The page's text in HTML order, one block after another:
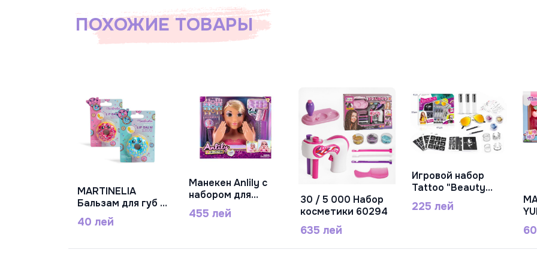
ПОХОЖИЕ ТОВАРЫ
В Корзину
MARTINELIA
Бальзам для губ в
форме пончика,
Mar68137
40 лей
В Корзину
Манекен Anlily с
набором для
ногтей и
наклейками,
455 лей
В Корзину
30 / 5 000 Набор
косметики 60294
635 лей
В Корзину
Игровой набор
Tattoo "Beauty
Bomb" RY6278
225 лей